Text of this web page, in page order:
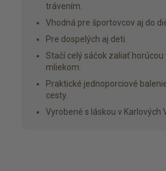
trávením.
Vhodná pre športovcov aj do
Pre dospelých aj deti.
Stačí celý sáčok zaliať horúcou
mliekom.
Praktické jednoporciové
cesty.
Vyrobené s láskou v Karlových